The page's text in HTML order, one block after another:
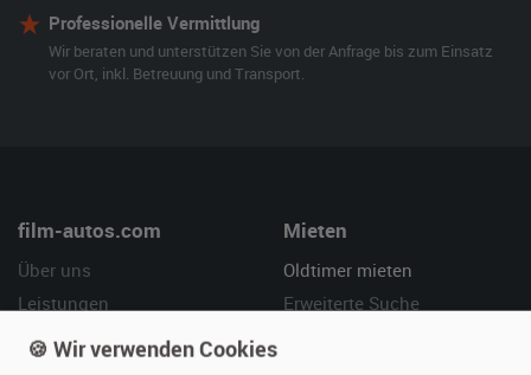
Professionelle Vermittlung
Wir beraten und unterstützen Sie von der Anfrage bis zum Einsatz
vor Ort, inkl. Betreuung und Transport.
film-autos.com
Über uns
Leistungen
Referenzen
Mieten
Oldtimer mieten
Erweiterte Suche
🍪 Wir verwenden Cookies